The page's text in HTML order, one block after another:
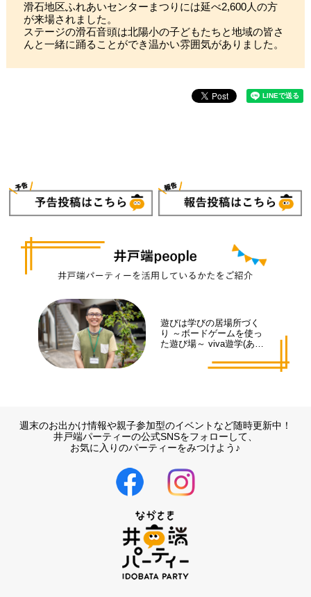
滑石地区ふれあいセンターまつりには延べ2,600人の方
が来場されました。
ステージの滑石音頭は北陽小の子どもたちと地域の皆さ
んと一緒に踊ることができ温かい雰囲気がありました。
遊びは学びの居場所づく
り ～ボードゲームを使っ
た遊び場～ viva遊学(あそ
週末のお出かけ情報や親子参加型のイベントなど随時更新中！
井戸端パーティーの公式SNSをフォローして、
お気に入りのパーティーをみつけよう♪